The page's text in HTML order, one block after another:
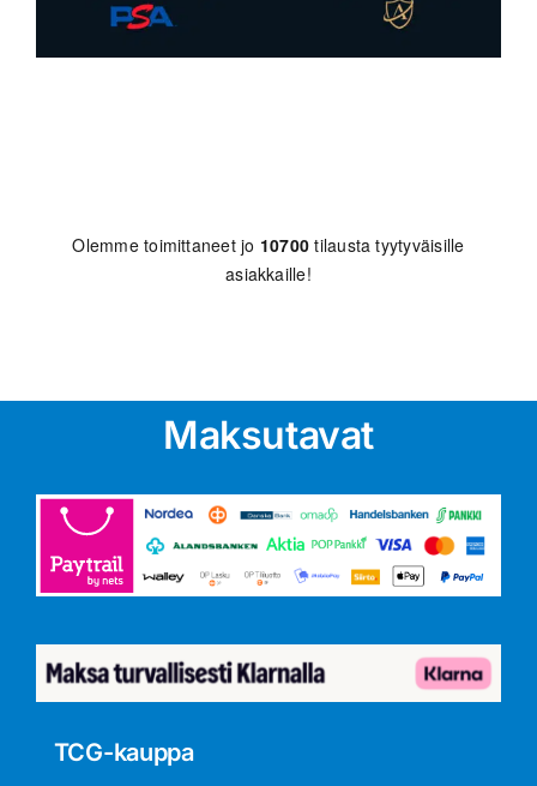
Olemme toimittaneet jo 10700 tilausta tyytyväisille
asiakkaille!
Maksutavat
TCG-kauppa